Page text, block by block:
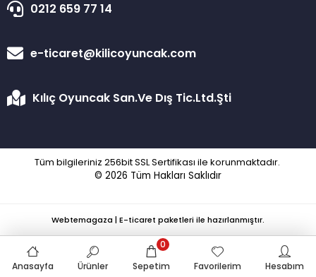
0212 659 77 14
e-ticaret@kilicoyuncak.com
Kılıç Oyuncak San.Ve Dış Tic.Ltd.Şti
Tüm bilgileriniz 256bit SSL Sertifikası ile korunmaktadır.
© 2026 Tüm Hakları Saklıdır
Anasayfa Ürünler Sepetim
0
Favorilerim
Hesabım
Webtemagaza | E-ticaret paketleri ile hazırlanmıştır.